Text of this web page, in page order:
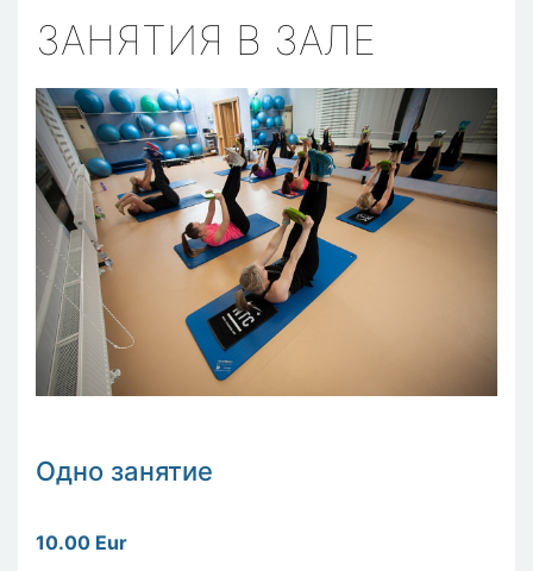
ЗАНЯТИЯ В ЗАЛЕ
Одно занятие
10.00 Eur